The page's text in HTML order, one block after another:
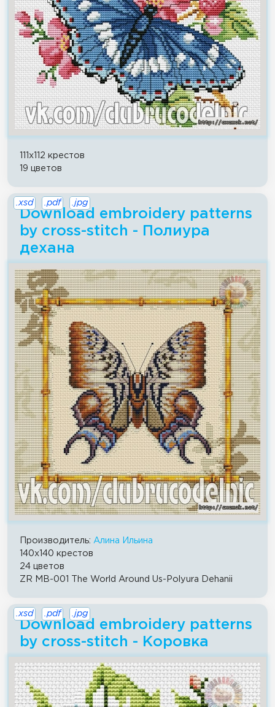
111x112 крестов
19 цветов
Download embroidery patterns
by cross-stitch - Полиура
дехана
.xsd .pdf .jpg
Производитель: Алина Ильина
140x140 крестов
24 цветов
ZR MB-001 The World Around Us-Polyura Dehanii
Download embroidery patterns
by cross-stitch - Коровка
.xsd .pdf .jpg